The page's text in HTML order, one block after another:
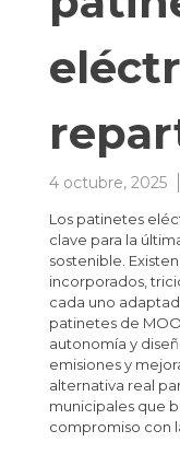
4 octubre, 2025
Los patinetes
clave para la
sostenible.
incorporados,
cada uno
patinetes de
autonomía y
emisiones y
alternativa real
municipales que
compromiso con